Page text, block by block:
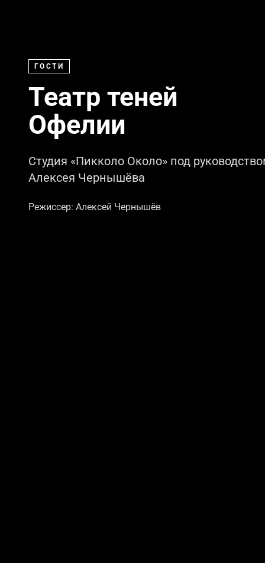
ГОСТИ
Театр теней
Офелии
Студия «Пикколо Около» под
Алексея Чернышёва
Режиссер: Алексей Чернышёв